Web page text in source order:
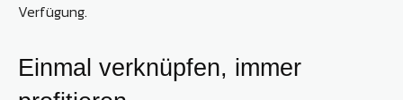
Verfügung.
Einmal verknüpfen, immer